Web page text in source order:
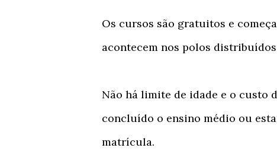
Os cursos são gratuitos e
acontecem nos polos distribuídos
Não há limite de idade e o custo
concluído o ensino médio ou
matrícula.